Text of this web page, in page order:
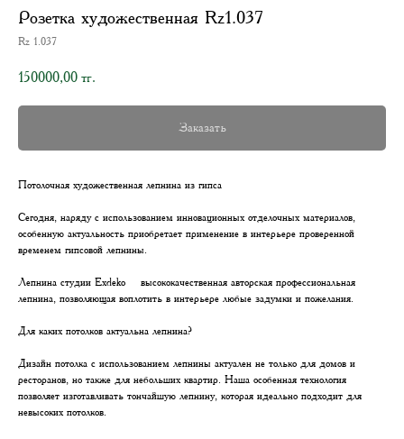
Розетка художественная Rz1.037
Rz 1.037
150000,00 тг.
Заказать
Потолочная художественная лепнина из гипса
Сегодня, наряду с использованием инновационных отделочных материалов,
особенную актуальность приобретает применение в интерьере проверенной
временем гипсовой лепнины.
Лепнина студии Exdeko – высококачественная авторская профессиональная
лепнина, позволяющая воплотить в интерьере любые задумки и пожелания.
Для каких потолков актуальна лепнина?
Дизайн потолка с использованием лепнины актуален не только для домов и
ресторанов, но также для небольших квартир. Наша особенная технология
позволяет изготавливать тончайшую лепнину, которая идеально подходит для
невысоких потолков.